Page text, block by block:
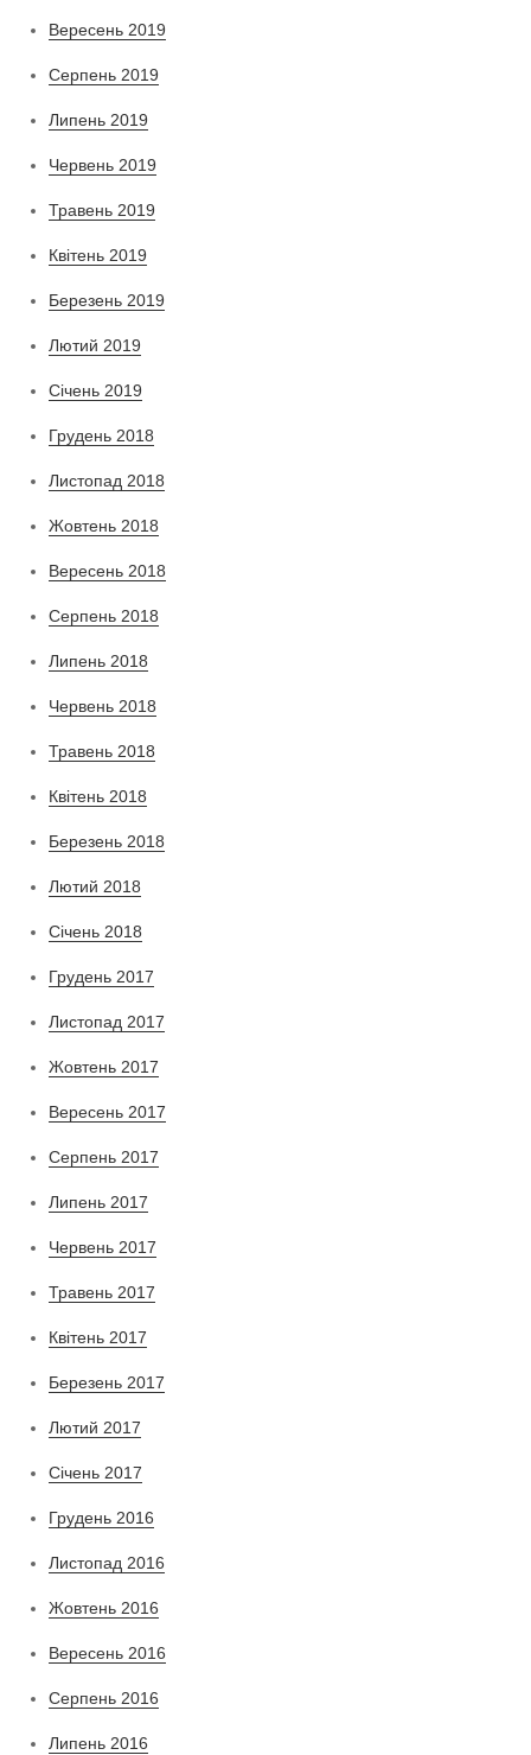
Вересень 2019
Серпень 2019
Липень 2019
Червень 2019
Травень 2019
Квітень 2019
Березень 2019
Лютий 2019
Січень 2019
Грудень 2018
Листопад 2018
Жовтень 2018
Вересень 2018
Серпень 2018
Липень 2018
Червень 2018
Травень 2018
Квітень 2018
Березень 2018
Лютий 2018
Січень 2018
Грудень 2017
Листопад 2017
Жовтень 2017
Вересень 2017
Серпень 2017
Липень 2017
Червень 2017
Травень 2017
Квітень 2017
Березень 2017
Лютий 2017
Січень 2017
Грудень 2016
Листопад 2016
Жовтень 2016
Вересень 2016
Серпень 2016
Липень 2016